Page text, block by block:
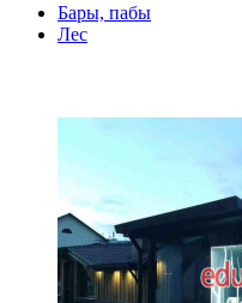
Бары, пабы
Лес